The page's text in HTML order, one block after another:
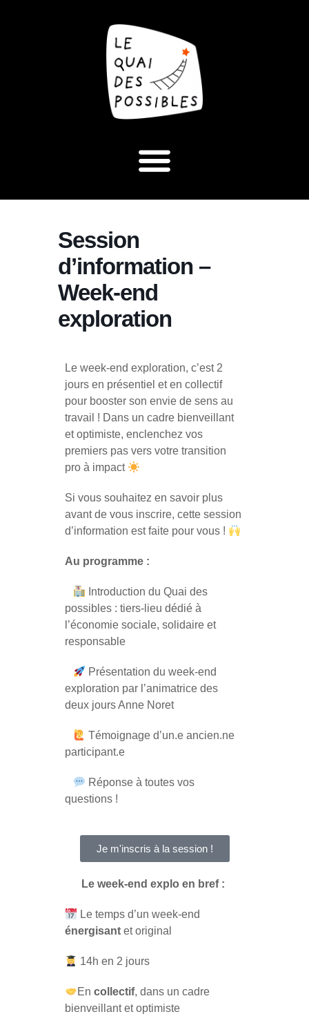
Session
d’information –
Week-end
exploration
Le week-end exploration, c’est 2
jours en présentiel et en collectif
pour booster son envie de sens au
travail ! Dans un cadre bienveillant
et optimiste, enclenchez vos
premiers pas vers votre transition
pro à impact
Si vous souhaitez en savoir plus
avant de vous inscrire, cette session
d’information est faite pour vous !
Au programme :
Introduction du Quai des
possibles : tiers-lieu dédié à
l’économie sociale, solidaire et
responsable
Présentation du week-end
exploration par l’animatrice des
deux jours Anne Noret
Témoignage d’un.e ancien.ne
participant.e
Réponse à toutes vos
questions !
Je m'inscris à la session !
Le week-end explo en bref :
Le temps d’un week-end
énergisant et original
14h en 2 jours
Encollectif, dans un cadre
bienveillant et optimiste